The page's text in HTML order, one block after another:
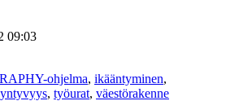
09:03
ohjelma, ikääntyminen,
, työurat, väestörakenne